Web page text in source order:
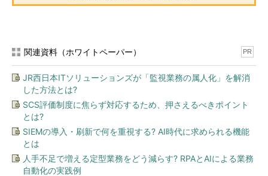
関連資料（ホワイトペーパー） PR
JR西日本ITソリューションズが「監視業務の属人化」を解消
した方法とは?
SCS評価制度に焦らず対応するため、押さえるべきポイント
とは?
SIEMの導入・刷新で何を重視する? AI時代に求められる機能
とは
人手不足で増える定型業務をどう減らす? RPAとAIによる業務
自動化の実践例